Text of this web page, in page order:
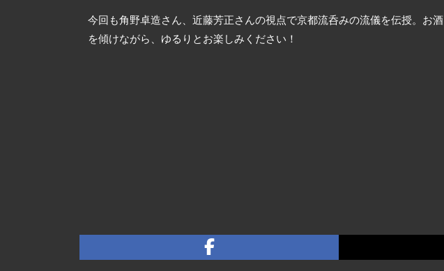
今回も角野卓造さん、近藤芳正さんの視点で京都流呑みの流儀を伝授。お酒
を傾けながら、ゆるりとお楽しみください！